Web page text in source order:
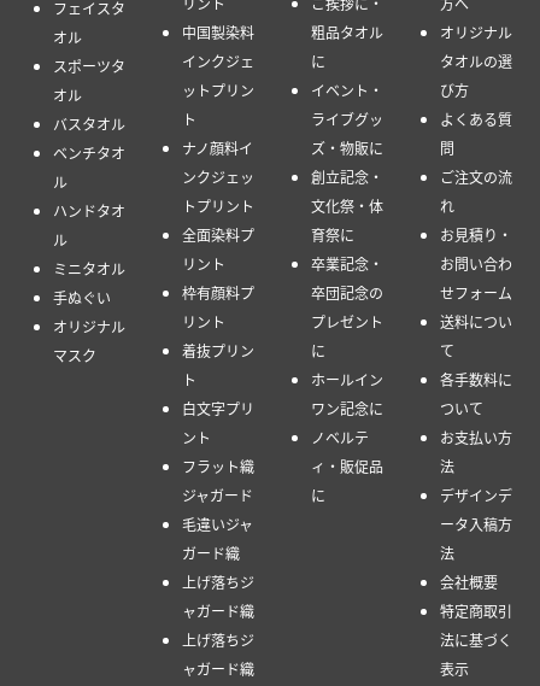
フェイスタ
オル
スポーツタ
オル
バスタオル
ベンチタオ
ル
ハンドタオ
ル
ミニタオル
手ぬぐい
オリジナル
マスク
中国製染料
インクジェ
ットプリン
ト
ナノ顔料イ
ンクジェッ
トプリント
全面染料プ
リント
枠有顔料プ
リント
着抜プリン
ト
白文字プリ
ント
フラット織
ジャガード
毛違いジャ
ガード織
上げ落ちジ
ャガード織
上げ落ちジ
ャガード織
粗品タオル
に
イベント・
ライブグッ
ズ・物販に
創立記念・
文化祭・体
育祭に
卒業記念・
卒団記念の
プレゼント
に
ホールイン
ワン記念に
ノベルテ
ィ・販促品
に
オリジナル
タオルの選
び方
よくある質
問
ご注文の流
れ
お見積り・
お問い合わ
せフォーム
送料につい
て
各手数料に
ついて
お支払い方
法
デザインデ
ータ入稿方
法
会社概要
特定商取引
法に基づく
表示